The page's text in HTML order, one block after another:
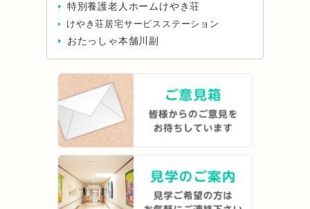
特別養護老人ホームけやき荘
けやき荘居宅サービスステーション
おたっしゃ本舗川副